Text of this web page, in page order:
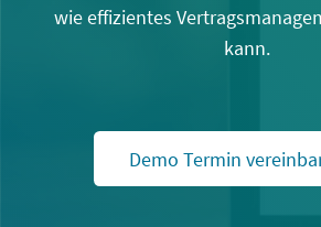
wie effizientes
kann.
Demo Termin